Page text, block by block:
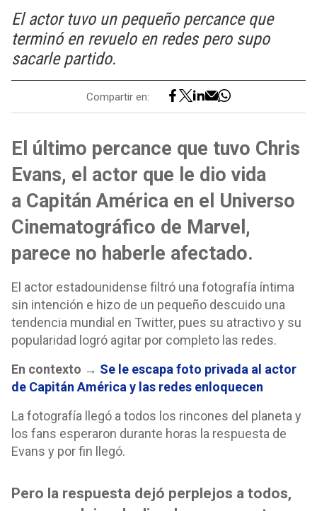
El actor tuvo un pequeño percance que
terminó en revuelo en redes pero supo
sacarle partido.
Compartir en:
El último percance que tuvo Chris
Evans, el actor que le dio vida
a Capitán América en el Universo
Cinematográfico de Marvel,
parece no haberle afectado.
El actor estadounidense filtró una fotografía íntima
sin intención e hizo de un pequeño descuido una
tendencia mundial en Twitter, pues su atractivo y su
popularidad logró agitar por completo las redes.
En contexto → Se le escapa foto privada al actor
de Capitán América y las redes enloquecen
La fotografía llegó a todos los rincones del planeta y
los fans esperaron durante horas la respuesta de
Evans y por fin llegó.
Pero la respuesta dejó perplejos a todos,